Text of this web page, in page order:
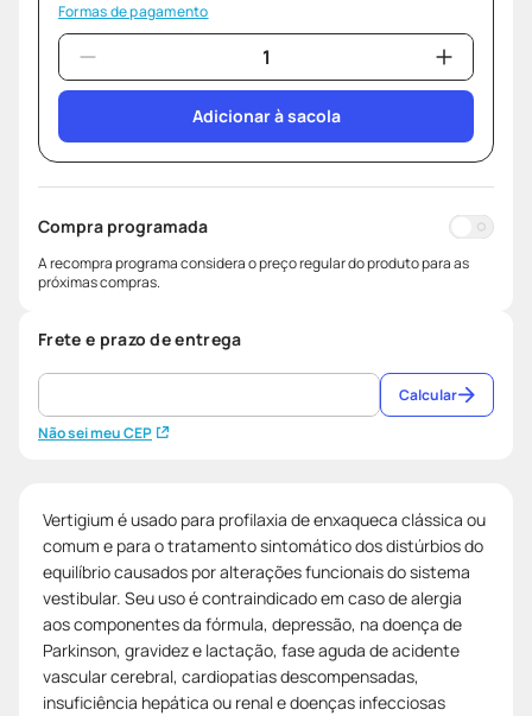
Formas de pagamento
Adicionar à sacola
Compra programada
A recompra programa considera o preço regular do produto para as
próximas compras.
Frete e prazo de entrega
Não sei meu CEP
Calcular
Vertigium é usado para profilaxia de enxaqueca clássica ou
comum e para o tratamento sintomático dos distúrbios do
equilíbrio causados por alterações funcionais do sistema
vestibular. Seu uso é contraindicado em caso de alergia
aos componentes da fórmula, depressão, na doença de
Parkinson, gravidez e lactação, fase aguda de acidente
vascular cerebral, cardiopatias descompensadas,
insuficiência hepática ou renal e doenças infecciosas